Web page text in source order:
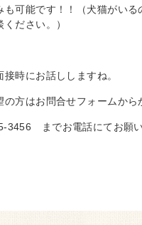
も可能です！！（犬猫がいる
ください。）
接時にお話ししますね。
の方はお問合せフォームから
3456 までお電話にてお願い